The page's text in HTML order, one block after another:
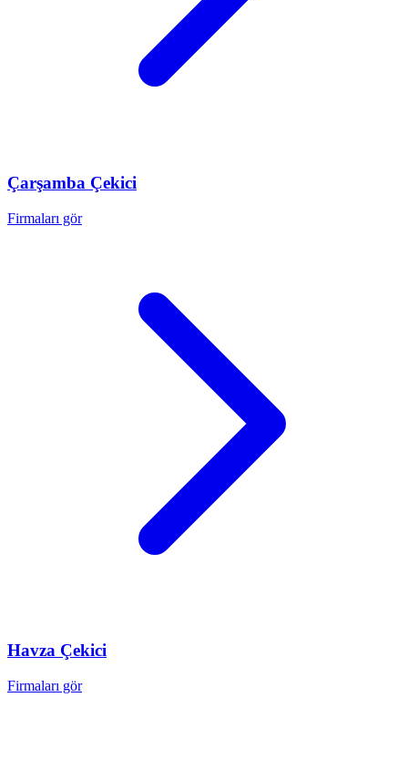
Çarşamba Çekici
Firmaları gör
Havza Çekici
Firmaları gör